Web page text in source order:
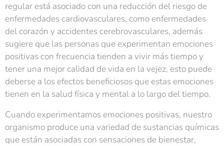
regular está asociado con una reducción del riesgo de
enfermedades cardiovasculares, como enfermedades
del corazón y accidentes cerebrovasculares, además
sugiere que las personas que experimentan emociones
positivas con frecuencia tienden a vivir más tiempo y
tener una mejor calidad de vida en la vejez, esto puede
deberse a los efectos beneficiosos que estas emociones
tienen en la salud física y mental a lo largo del tiempo.
Cuando experimentamos emociones positivas, nuestro
organismo produce una variedad de sustancias químicas
que están asociadas con sensaciones de bienestar,